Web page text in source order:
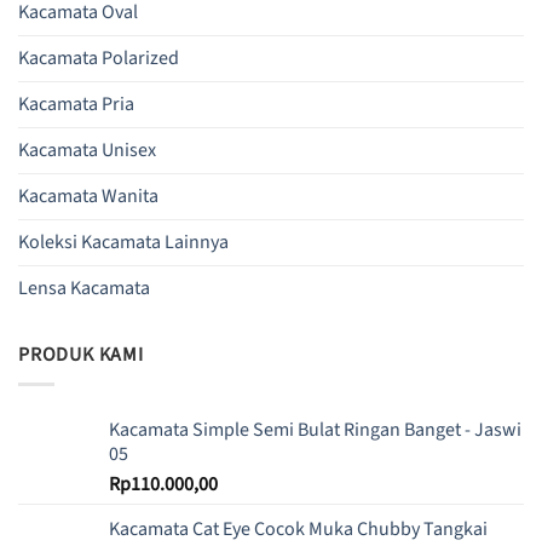
Kacamata Oval
Kacamata Polarized
Kacamata Pria
Kacamata Unisex
Kacamata Wanita
Koleksi Kacamata Lainnya
Lensa Kacamata
PRODUK KAMI
Kacamata Simple Semi Bulat Ringan Banget - Jaswi
05
Rp110.000,00
Kacamata Cat Eye Cocok Muka Chubby Tangkai